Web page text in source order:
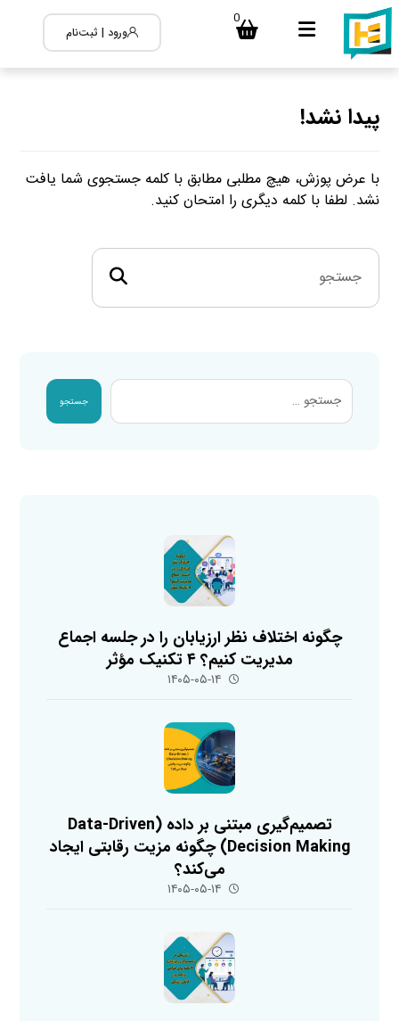
0
ورود | ثبت‌نام
پیدا نشد!
با عرض پوزش، هیچ مطلبی مطابق با کلمه جستجوی شما یافت
نشد. لطفا با کلمه دیگری را امتحان کنید.
جستجو
چگونه اختلاف نظر ارزیابان را در جلسه اجماع
مدیریت کنیم؟ ۴ تکنیک مؤثر
۱۴۰۵-۰۵-۱۴
تصمیم‌گیری مبتنی بر داده (Data-Driven
Decision Making) چگونه مزیت رقابتی ایجاد
می‌کند؟
۱۴۰۵-۰۵-۱۴